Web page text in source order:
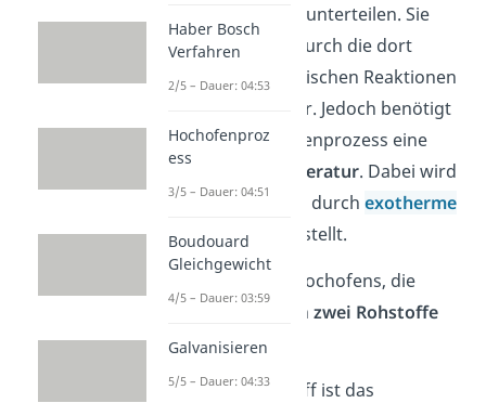
unterteilen. Sie
unterscheiden sich durch die dort
stattfindenden chemischen Reaktionen
sowie die Temperatur. Jedoch benötigt
der gesamte Hochofenprozess eine
konstant hohe Temperatur. Dabei wird
die hohe Temperatur durch exotherme
Reaktionenbereitgestellt.
In die Öffnung des Hochofens, die
Beschickung, werden zwei Rohstoffe
gegeben:
Der erste Rohstoff ist das
Haber Bosch
Verfahren
2/5 – Dauer: 04:53
Hochofenproz
ess
3/5 – Dauer: 04:51
Boudouard
Gleichgewicht
4/5 – Dauer: 03:59
Galvanisieren
5/5 – Dauer: 04:33